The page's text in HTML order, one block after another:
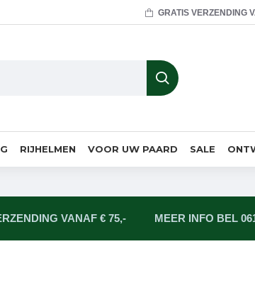
GRATIS VERZENDING
RIJHELMEN VOOR UW PAARD SALE
VANAF € 75,- MEER INFO BEL